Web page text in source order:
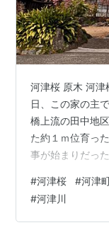
河津桜 原木 河津
日、この家の主
橋上流の田中地
た約１ｍ位育っ
事が始まりだっ
くのを見届け永
ってほしいとい
放さなかったそ
#河津桜 #河津
#河津川